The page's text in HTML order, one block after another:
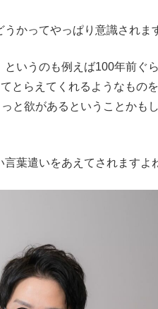
かってやっぱり意識されま
いうのも例えば100年前ぐ
とらえてくれるようなもの
と欲があるということかも
葉遣いをあえてされますよ